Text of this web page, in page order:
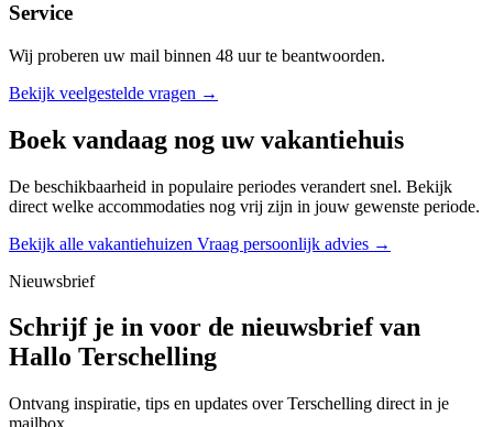
Service
Wij proberen uw mail binnen 48 uurte beantwoorden.
Bekijk veelgestelde vragen →
Boek vandaag nog uw vakantiehuis
De beschikbaarheid in populaire periodes verandert snel. Bekijk
direct welke accommodaties nog vrij zijn in jouw gewenste periode.
Bekijk alle vakantiehuizen Vraag persoonlijk advies →
Nieuwsbrief
Schrijf je in voor de nieuwsbrief van
Hallo Terschelling
Ontvang inspiratie, tips en updates over Terschelling direct in je